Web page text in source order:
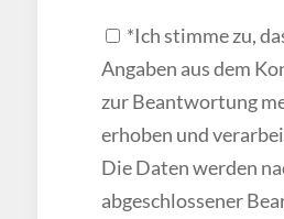
*Ich stimme zu,
Angaben aus dem
zur Beantwortung
erhoben und
Die Daten werden
abgeschlossener